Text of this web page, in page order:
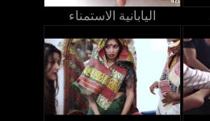
اليابانية الاستمناء